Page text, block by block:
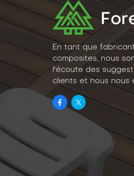
En tant que
composites, nous
l'écoute des
clients et nous nous
concrétiser leurs
véritable mode de